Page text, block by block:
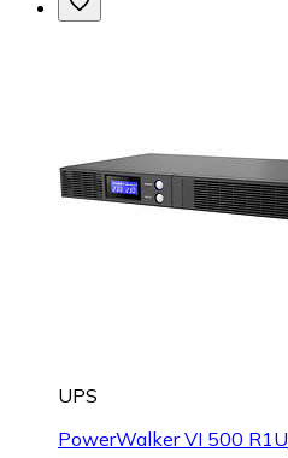
UPS
PowerWalker VI 500 R1U